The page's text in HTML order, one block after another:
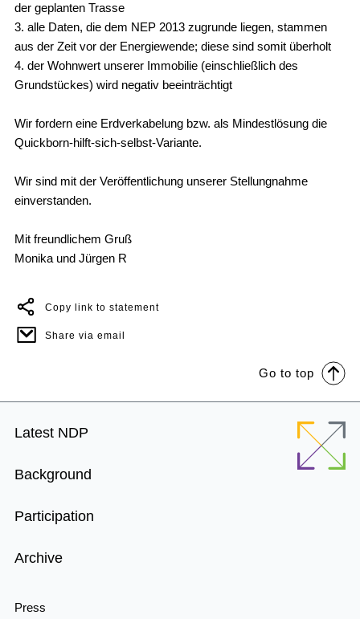
der geplanten Trasse
3. alle Daten, die dem NEP 2013 zugrunde liegen, stammen
aus der Zeit vor der Energiewende; diese sind somit überholt
4. der Wohnwert unserer Immobilie (einschließlich des
Grundstückes) wird negativ beeinträchtigt
Wir fordern eine Erdverkabelung bzw. als Mindestlösung die
Quickborn-hilft-sich-selbst-Variante.
Wir sind mit der Veröffentlichung unserer Stellungnahme
einverstanden.
Mit freundlichem Gruß
Monika und Jürgen R
Copy link to statement
Share via email
Go to top
Footer
Latest NDP
Background
Participation
Archive
Press